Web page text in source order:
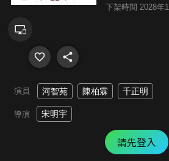
下架時間 2028年
演員 河智苑 陳柏霖 千正明
導演 宋明宇
請先登入